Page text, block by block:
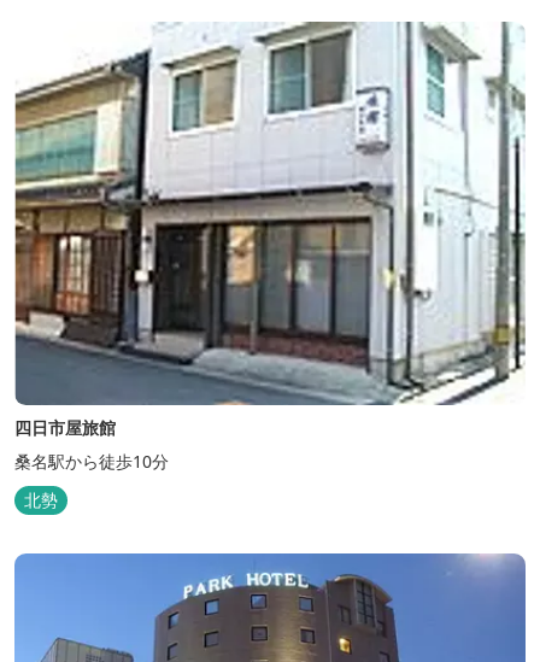
四日市屋旅館
桑名駅から徒歩10分
北勢